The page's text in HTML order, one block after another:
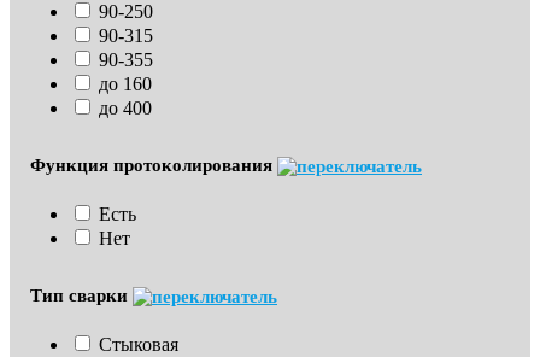
90-250
90-315
90-355
до 160
до 400
Функция протоколирования
Есть
Нет
Тип сварки
Стыковая